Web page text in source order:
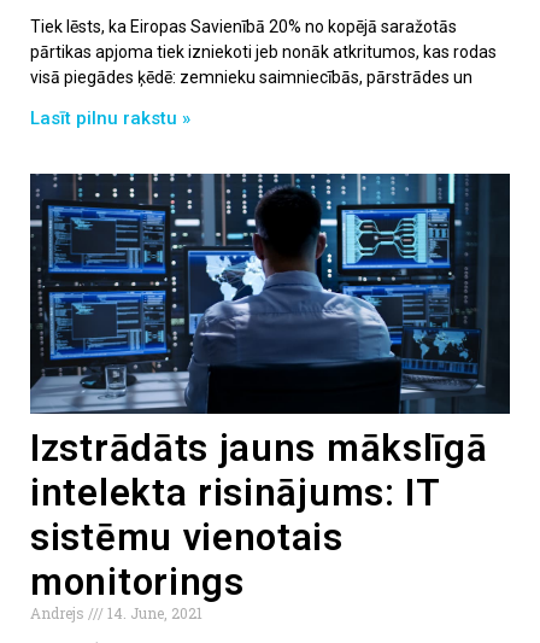
Tiek lēsts, ka Eiropas Savienībā 20% no kopējā saražotās
pārtikas apjoma tiek izniekoti jeb nonāk atkritumos, kas rodas
visā piegādes ķēdē: zemnieku saimniecībās, pārstrādes un
Lasīt pilnu rakstu »
Izstrādāts jauns mākslīgā
intelekta risinājums: IT
sistēmu vienotais
monitorings
Andrejs
14. June, 2021